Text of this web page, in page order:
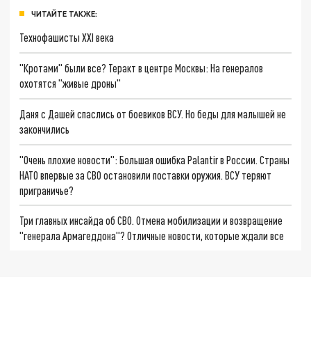
ЧИТАЙТЕ ТАКЖЕ:
Технофашисты XXI века
"Кротами" были все? Теракт в центре Москвы: На генералов
охотятся "живые дроны"
Даня с Дашей спаслись от боевиков ВСУ. Но беды для малышей не
закончились
"Очень плохие новости": Большая ошибка Palantir в России. Страны
НАТО впервые за СВО остановили поставки оружия. ВСУ теряют
приграничье?
Три главных инсайда об СВО. Отмена мобилизации и возвращение
"генерала Армагеддона"? Отличные новости, которые ждали все